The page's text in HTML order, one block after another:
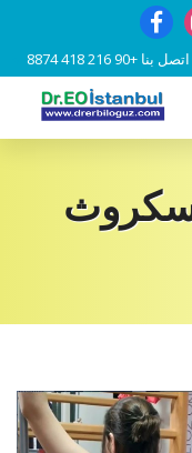
اتصل بنا+90 216 418 8874